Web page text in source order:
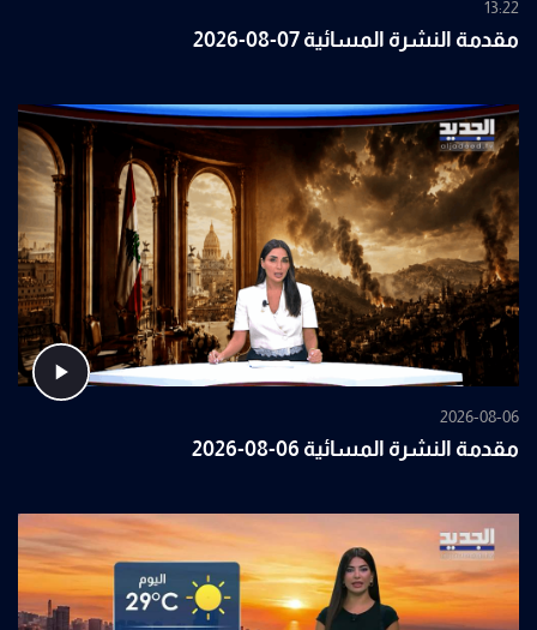
13:22
مقدمة النشرة المسائية 07-08-2026
2026-08-06
مقدمة النشرة المسائية 06-08-2026